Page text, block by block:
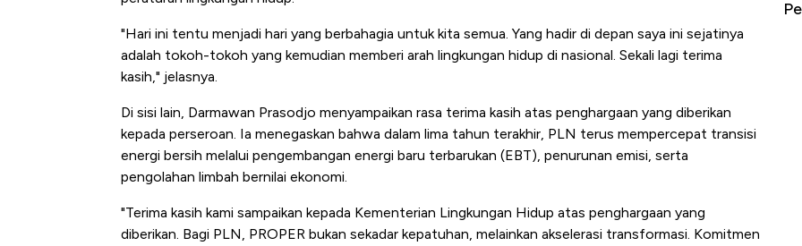
"Hari ini tentu menjadi hari yang berbahagia untuk kita semua. Yang hadir di depan saya ini sejatinya
adalah tokoh-tokoh yang kemudian memberi arah lingkungan hidup di nasional. Sekali lagi terima
kasih," jelasnya.
Di sisi lain, Darmawan Prasodjo menyampaikan rasa terima kasih atas penghargaan yang diberikan
kepada perseroan. Ia menegaskan bahwa dalam lima tahun terakhir, PLN terus mempercepat transisi
energi bersih melalui pengembangan energi baru terbarukan (EBT), penurunan emisi, serta
pengolahan limbah bernilai ekonomi.
"Terima kasih kami sampaikan kepada Kementerian Lingkungan Hidup atas penghargaan yang
diberikan. Bagi PLN, PROPER bukan sekadar kepatuhan, melainkan akselerasi transformasi. Komitmen
Tembaga Terbang ke Zona Berbahaya